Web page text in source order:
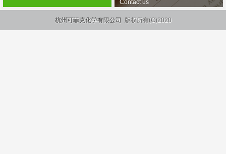
Contact us
杭州可菲克化学有限公司 版权所有(C)2020